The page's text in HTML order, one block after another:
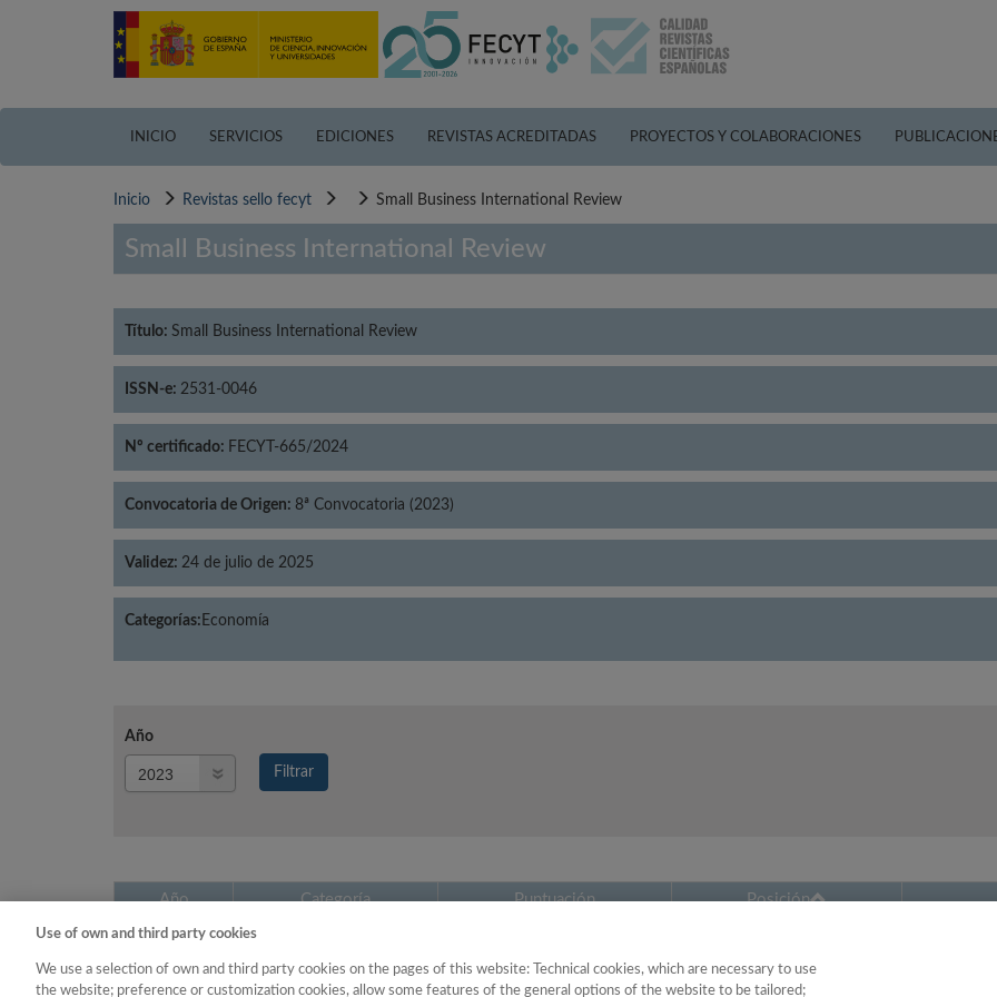
INICIO SERVICIOS EDICIONES REVISTAS ACREDITADAS PROYECTOS Y COLABORACIONES
Inicio Revistas sello fecyt Small Business International Review
Small Business International Review
Título: Small Business International Review
ISSN-e: 2531-0046
Nº certificado: FECYT-665/2024
Convocatoria de Origen: 8ª Convocatoria (2023)
Validez: 24 de julio de 2025
Categorías: Economía
Año
Filtrar
Año Categoría Puntuación Posición
2023
Use of own and third party cookies
We use a selection of own and third party cookies on the pages of this website: Technical cookies, which are necessary to use
the website; preference or customization cookies, allow some features of the general options of the website to be tailored;